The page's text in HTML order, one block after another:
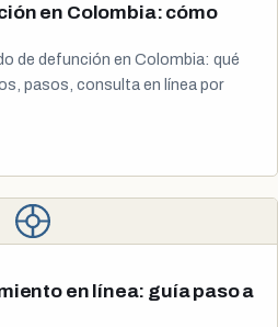
en Colombia: cómo
de defunción en Colombia: qué
pasos, consulta en línea por
en línea: guía paso a